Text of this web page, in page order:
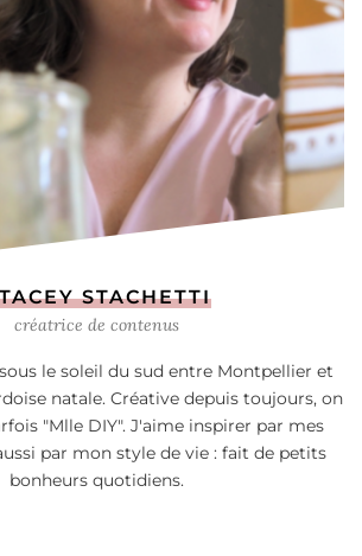
STACHETTI
créatrice de contenus
le soleil du sud entre Montpellier et
natale. Créative depuis toujours, on
"Mlle DIY". J'aime inspirer par mes
par mon style de vie : fait de petits
bonheurs quotidiens.